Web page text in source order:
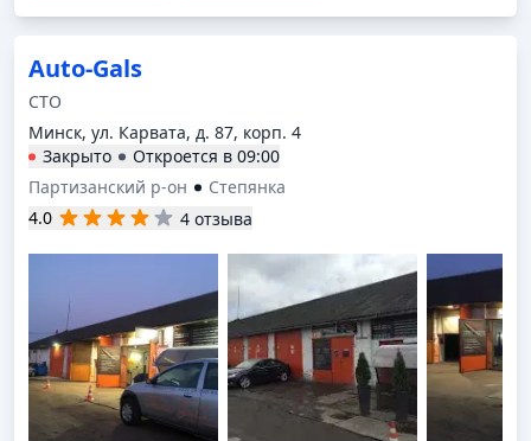
Auto-Gals
СТО
Минск, ул. Карвата, д. 87, корп. 4
Закрыто
Откроется в 09:00
Партизанский р-он
Степянка
4.0
4 отзыва